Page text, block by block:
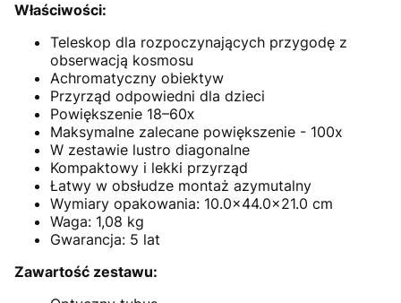
Właściwości:
Teleskop dla rozpoczynających przygodę z
obserwacją kosmosu
Achromatyczny obiektyw
Przyrząd odpowiedni dla dzieci
Powiększenie 18–60х
Maksymalne zalecane powiększenie - 100x
W zestawie lustro diagonalne
Kompaktowy i lekki przyrząd
Łatwy w obsłudze montaż azymutalny
Wymiary opakowania: 10.0×44.0×21.0 cm
Waga: 1,08 kg
Gwarancja: 5 lat
Zawartość zestawu: